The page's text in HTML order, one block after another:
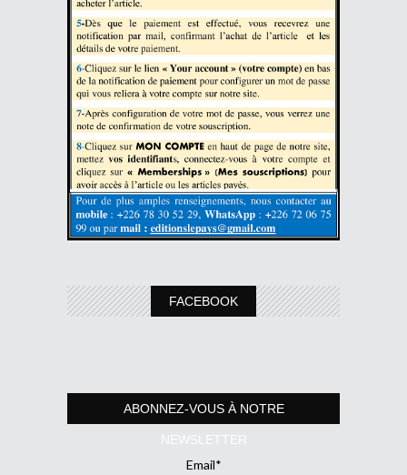
FACEBOOK
ABONNEZ-VOUS À NOTRE
NEWSLETTER
Email*